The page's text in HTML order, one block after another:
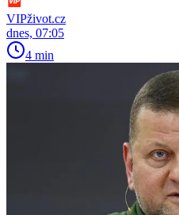
VIPživot.cz
dnes, 07:05
4 min